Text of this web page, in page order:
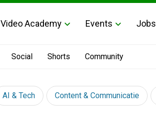
Video Academy Events Jobs
Social Shorts Community
AI & Tech Content & Communicatie